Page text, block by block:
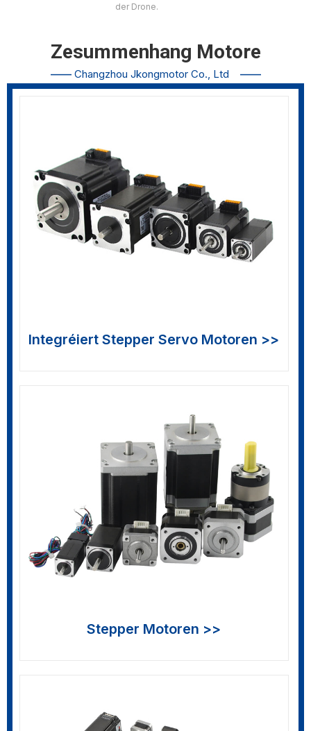
der Drone.
Zesummenhang Motore
—— Changzhou Jkongmotor Co., Ltd ——
Integréiert Stepper Servo Motoren >>
Stepper Motoren >>